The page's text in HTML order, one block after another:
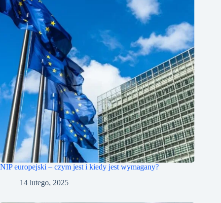
NIP europejski – czym jest i kiedy jest wymagany?
14 lutego, 2025